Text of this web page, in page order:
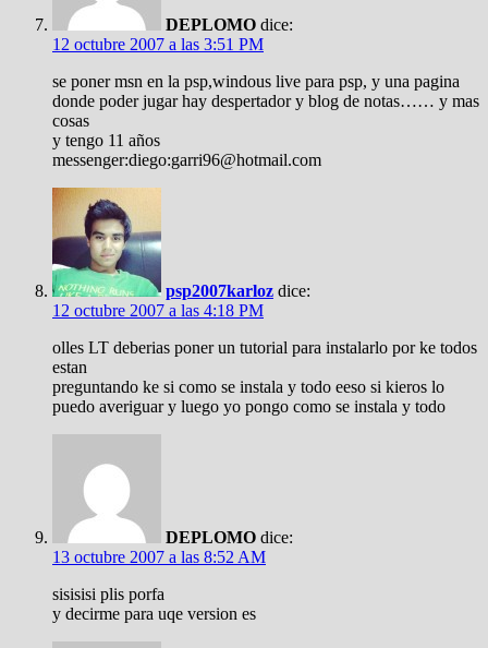
DEPLOMO dice:
12 octubre 2007 a las 3:51 PM
se poner msn en la psp,windous live para psp, y una pagina
donde poder jugar hay despertador y blog de notas…… y mas
cosas
y tengo 11 años
messenger:diego:garri96@hotmail.com
psp2007karloz dice:
12 octubre 2007 a las 4:18 PM
olles LT deberias poner un tutorial para instalarlo por ke todos
estan
preguntando ke si como se instala y todo eeso si kieros lo
puedo averiguar y luego yo pongo como se instala y todo
DEPLOMO dice:
13 octubre 2007 a las 8:52 AM
sisisisi plis porfa
y decirme para uqe version es